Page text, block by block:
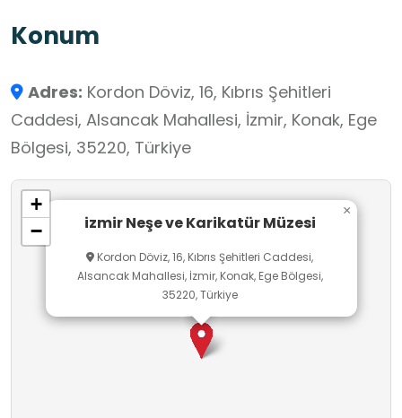
Konum
Adres: Kordon Döviz, 16, Kıbrıs Şehitleri
Caddesi, Alsancak Mahallesi, İzmir, Konak, Ege
Bölgesi, 35220, Türkiye
izmir Neşe ve Karikatür Müzesi
Kordon Döviz, 16, Kıbrıs Şehitleri Caddesi,
Alsancak Mahallesi, İzmir, Konak, Ege Bölgesi,
35220, Türkiye
×
+
−